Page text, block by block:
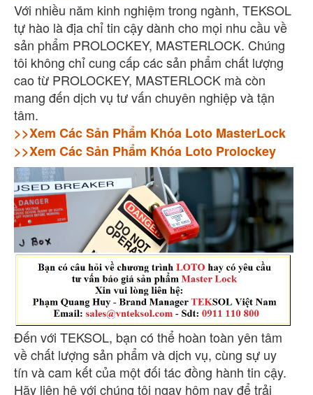
Với nhiều năm kinh nghiệm trong ngành, TEKSOL
tự hào là địa chỉ tin cậy dành cho mọi nhu cầu về
sản phẩm PROLOCKEY, MASTERLOCK. Chúng
tôi không chỉ cung cấp các sản phẩm chất lượng
cao từ PROLOCKEY, MASTERLOCK mà còn
mang đến dịch vụ tư vấn chuyên nghiệp và tận
tâm.
>>Xem Các Sản Phẩm Khóa Loto MasterLock
>>Xem Các Sản Phẩm Khóa Loto Prolockey
Đến với TEKSOL, bạn có thể hoàn toàn yên tâm
về chất lượng sản phẩm và dịch vụ, cùng sự uy
tín và cam kết của một đối tác đồng hành tin cậy.
Hãy liên hệ với chúng tôi ngay hôm nay để trải